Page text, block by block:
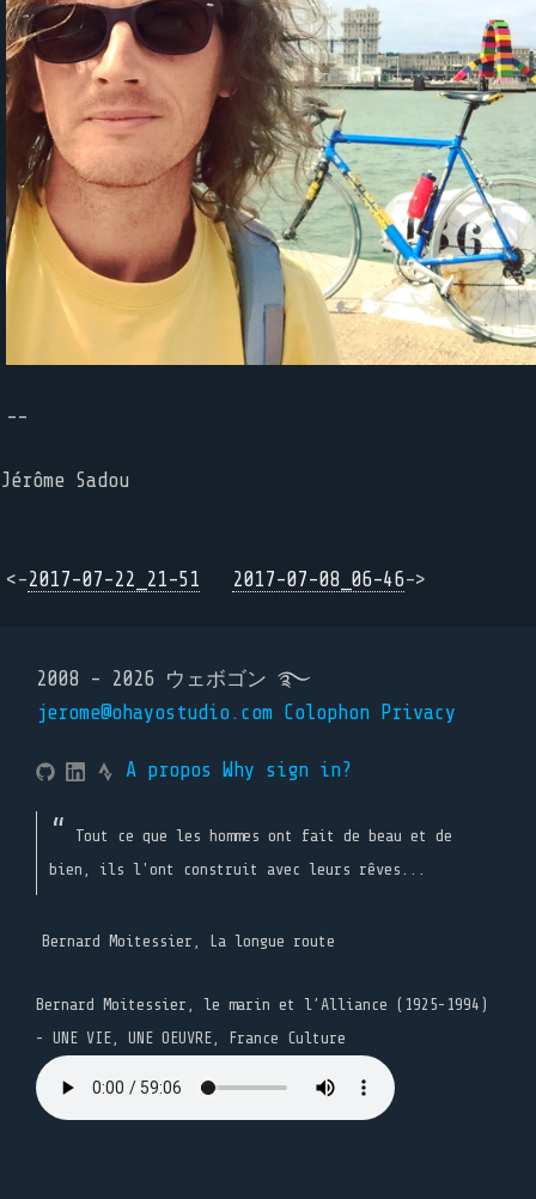
--
Jérôme Sadou
<-2017-07-22_21-51 2017-07-08_06-46->
2008 - 2026 ウェボゴン ࿐
jerome@ohayostudio.com Colophon Privacy
A propos Why sign in?
Tout ce que les hommes ont fait de beau et de
bien, ils l'ont construit avec leurs rêves...
Bernard Moitessier, La longue route
Bernard Moitessier, le marin et l’Alliance (1925-1994)
- UNE VIE, UNE OEUVRE, France Culture